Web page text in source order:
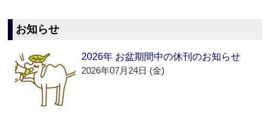
お知らせ
2026年 お盆期間中の休刊のお知らせ
2026年07月24日 (金)